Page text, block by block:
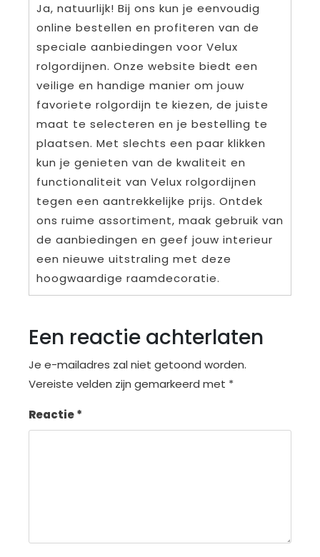
Ja, natuurlijk! Bij ons kun je eenvoudig
online bestellen en profiteren van de
speciale aanbiedingen voor Velux
rolgordijnen. Onze website biedt een
veilige en handige manier om jouw
favoriete rolgordijn te kiezen, de juiste
maat te selecteren en je bestelling te
plaatsen. Met slechts een paar klikken
kun je genieten van de kwaliteit en
functionaliteit van Velux rolgordijnen
tegen een aantrekkelijke prijs. Ontdek
ons ruime assortiment, maak gebruik van
de aanbiedingen en geef jouw interieur
een nieuwe uitstraling met deze
hoogwaardige raamdecoratie.
Een reactie achterlaten
Je e-mailadres zal niet getoond worden.
Vereiste velden zijn gemarkeerd met *
Reactie*